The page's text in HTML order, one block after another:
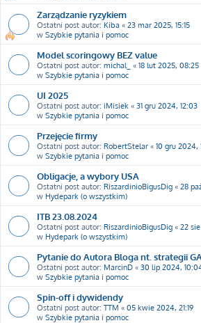
Zarządzanie ryzykiem
Ostatni post autor: Kiba « 23 mar 2025, 15:15
w Szybkie pytania i pomoc
Model scoringowy BEZ value
Ostatni post autor: michal_ « 18 lut 2025, 08:25
w Szybkie pytania i pomoc
UI 2025
Ostatni post autor: iMisiek « 31 gru 2024, 12:03
w Szybkie pytania i pomoc
Przejęcie firmy
Ostatni post autor: RobertStelar « 10 gru 2024,
w Szybkie pytania i pomoc
Obligacje, a wybory USA
Ostatni post autor: RiszardinioBigusDig « 28
w Hydepark (o wszystkim)
ITB 23.08.2024
Ostatni post autor: RiszardinioBigusDig « 22
w Hydepark (o wszystkim)
Pytanie do Autora Bloga nt. strategii
Ostatni post autor: MarcinD « 30 lip 2024,
w Szybkie pytania i pomoc
Spin-off i dywidendy
Ostatni post autor: TTM « 05 kwie 2024, 21:19
w Szybkie pytania i pomoc